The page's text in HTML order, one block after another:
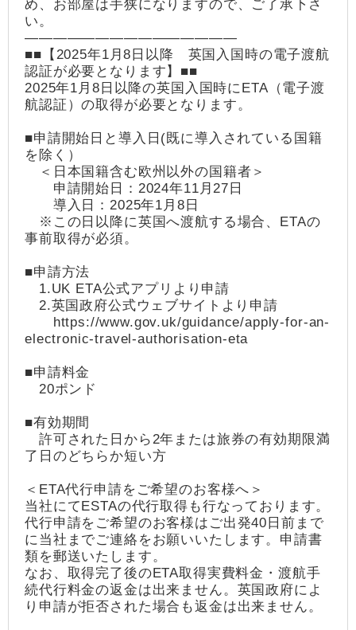
め、お部屋は手狭になりますので、ご了承下さ
い。
―――――――――――――――
■■【2025年1月8日以降 英国入国時の電子渡航
認証が必要となります】■■
2025年1月8日以降の英国入国時にETA（電子渡
航認証）の取得が必要となります。
■申請開始日と導入日(既に導入されている国籍
を除く）
＜日本国籍含む欧州以外の国籍者＞
申請開始日：2024年11月27日
導入日：2025年1月8日
※この日以降に英国へ渡航する場合、ETAの
事前取得が必須。
■申請方法
1.UK ETA公式アプリより申請
2.英国政府公式ウェブサイトより申請
https://www.gov.uk/guidance/apply-for-an-
electronic-travel-authorisation-eta
■申請料金
20ポンド
■有効期間
許可された日から2年または旅券の有効期限満
了日のどちらか短い方
＜ETA代行申請をご希望のお客様へ＞
当社にてESTAの代行取得も行なっております。
代行申請をご希望のお客様はご出発40日前まで
に当社までご連絡をお願いいたします。申請書
類を郵送いたします。
なお、取得完了後のETA取得実費料金・渡航手
続代行料金の返金は出来ません。英国政府によ
り申請が拒否された場合も返金は出来ません。